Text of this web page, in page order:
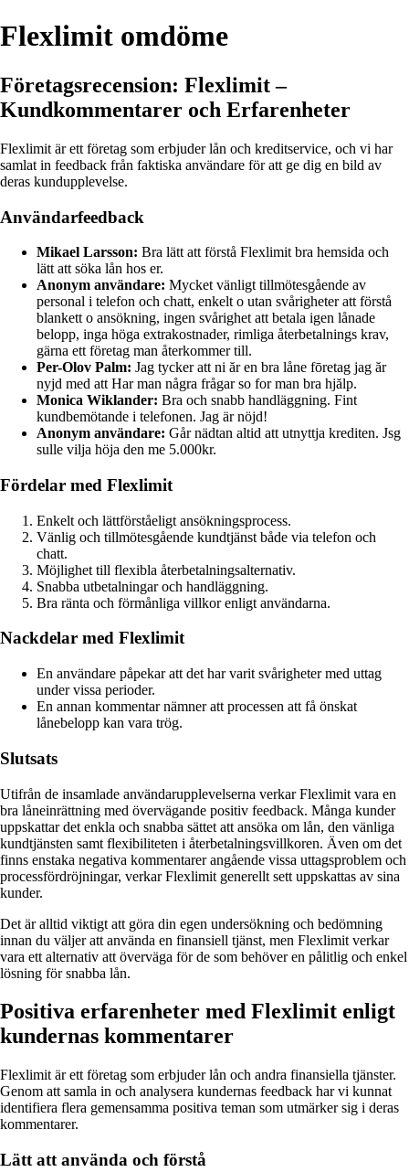
Flexlimit omdöme
Företagsrecension: Flexlimit –
Kundkommentarer och Erfarenheter
Flexlimit är ett företag som erbjuder lån och kreditservice, och vi har
samlat in feedback från faktiska användare för att ge dig en bild av
deras kundupplevelse.
Användarfeedback
Mikael Larsson: Bra lätt att förstå Flexlimit bra hemsida och
lätt att söka lån hos er.
Anonym användare: Mycket vänligt tillmötesgående av
personal i telefon och chatt, enkelt o utan svårigheter att förstå
blankett o ansökning, ingen svårighet att betala igen lånade
belopp, inga höga extrakostnader, rimliga återbetalnings krav,
gärna ett företag man återkommer till.
Per-Olov Palm: Jag tycker att ni ăr en bra låne fōretag jag ăr
nyjd med att Har man några frågar so for man bra hjălp.
Monica Wiklander: Bra och snabb handläggning. Fint
kundbemötande i telefonen. Jag är nöjd!
Anonym användare: Går nädtan altid att utnyttja krediten. Jsg
sulle vilja höja den me 5.000kr.
Fördelar med Flexlimit
Enkelt och lättförståeligt ansökningsprocess.
Vänlig och tillmötesgående kundtjänst både via telefon och
chatt.
Möjlighet till flexibla återbetalningsalternativ.
Snabba utbetalningar och handläggning.
Bra ränta och förmånliga villkor enligt användarna.
Nackdelar med Flexlimit
En användare påpekar att det har varit svårigheter med uttag
under vissa perioder.
En annan kommentar nämner att processen att få önskat
lånebelopp kan vara trög.
Slutsats
Utifrån de insamlade användarupplevelserna verkar Flexlimit vara en
bra låneinrättning med övervägande positiv feedback. Många kunder
uppskattar det enkla och snabba sättet att ansöka om lån, den vänliga
kundtjänsten samt flexibiliteten i återbetalningsvillkoren. Även om det
finns enstaka negativa kommentarer angående vissa uttagsproblem och
processfördröjningar, verkar Flexlimit generellt sett uppskattas av sina
kunder.
Det är alltid viktigt att göra din egen undersökning och bedömning
innan du väljer att använda en finansiell tjänst, men Flexlimit verkar
vara ett alternativ att överväga för de som behöver en pålitlig och enkel
lösning för snabba lån.
Positiva erfarenheter med Flexlimit enligt
kundernas kommentarer
Flexlimit är ett företag som erbjuder lån och andra finansiella tjänster.
Genom att samla in och analysera kundernas feedback har vi kunnat
identifiera flera gemensamma positiva teman som utmärker sig i deras
kommentarer.
Lätt att använda och förstå